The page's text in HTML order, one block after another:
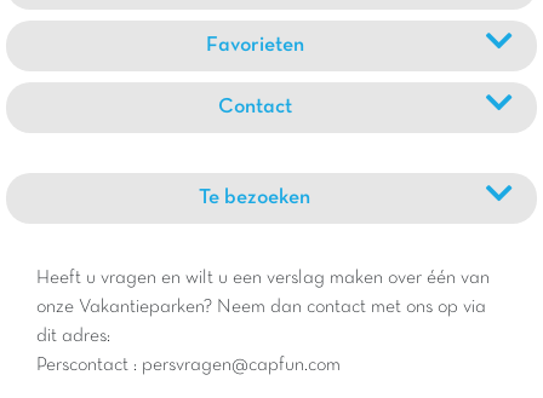
Favorieten
Contact
Te bezoeken
Heeft u vragen en wilt u een verslag maken over één van
onze Vakantieparken? Neem dan contact met ons op via
dit adres:
Perscontact : persvragen@capfun.com